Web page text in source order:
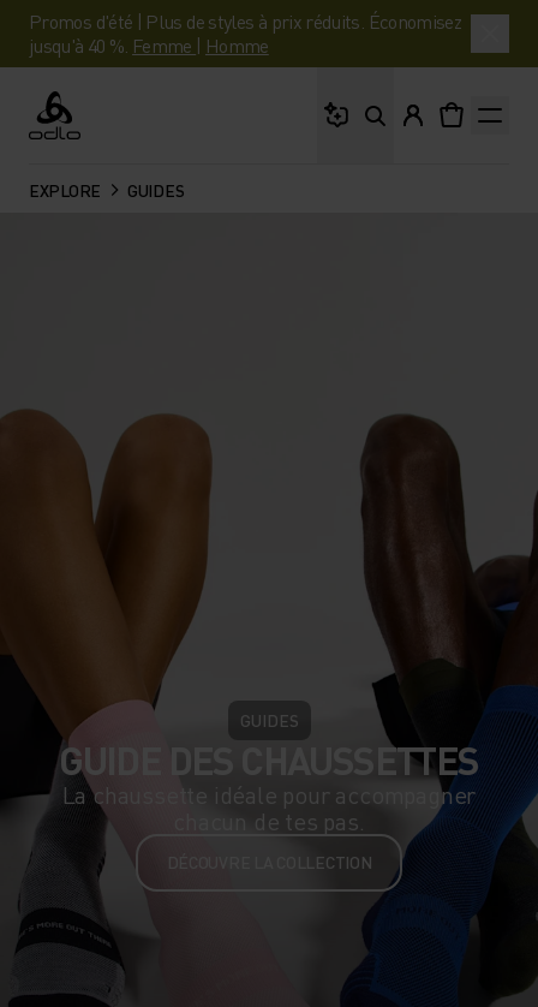
Promos d'été | Plus de styles à prix réduits. Économisez
jusqu'à 40 %. Femme | Homme
Odlo
EXPLORE GUIDES
GUIDES
GUIDE DES CHAUSSETTES
La chaussette idéale pour accompagner
chacun de tes pas.
DÉCOUVRE LA COLLECTION